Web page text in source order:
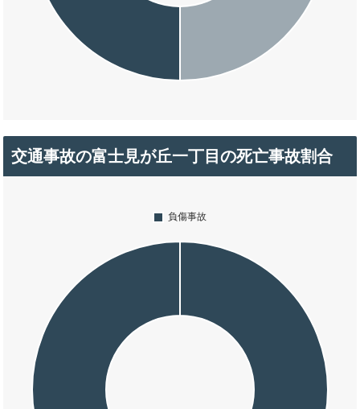
交通事故の富士見が丘一丁目の死亡事故割合